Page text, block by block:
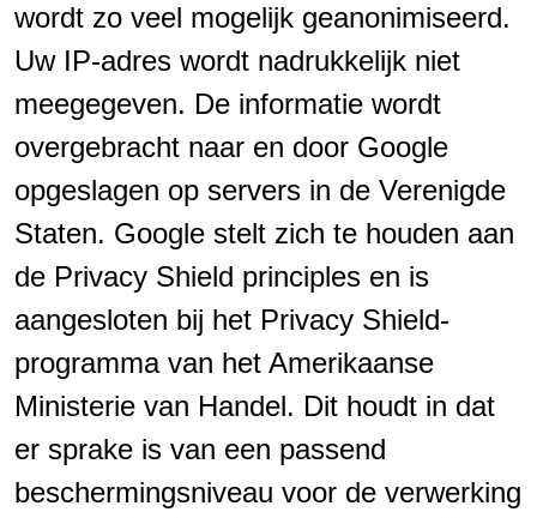
wordt zo veel mogelijk geanonimiseerd.
Uw IP-adres wordt nadrukkelijk niet
meegegeven. De informatie wordt
overgebracht naar en door Google
opgeslagen op servers in de Verenigde
Staten. Google stelt zich te houden aan
de Privacy Shield principles en is
aangesloten bij het Privacy Shield-
programma van het Amerikaanse
Ministerie van Handel. Dit houdt in dat
er sprake is van een passend
beschermingsniveau voor de verwerking